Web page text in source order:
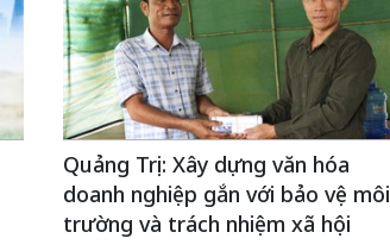
Quảng Trị: Xây dựng văn hóa
doanh nghiệp gắn với bảo vệ môi
trường và trách nhiệm xã hội